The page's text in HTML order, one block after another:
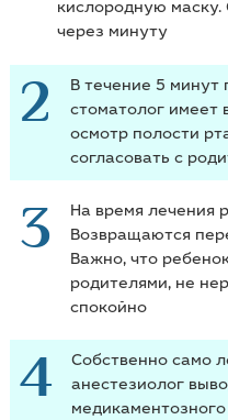
кислородную
через минуту
2
В течение 5 минут
стоматолог имеет
осмотр полости
согласовать с
3
На время лечения
Возвращаются
Важно, что
родителями, не
спокойно
4
Собственно само
анестезиолог